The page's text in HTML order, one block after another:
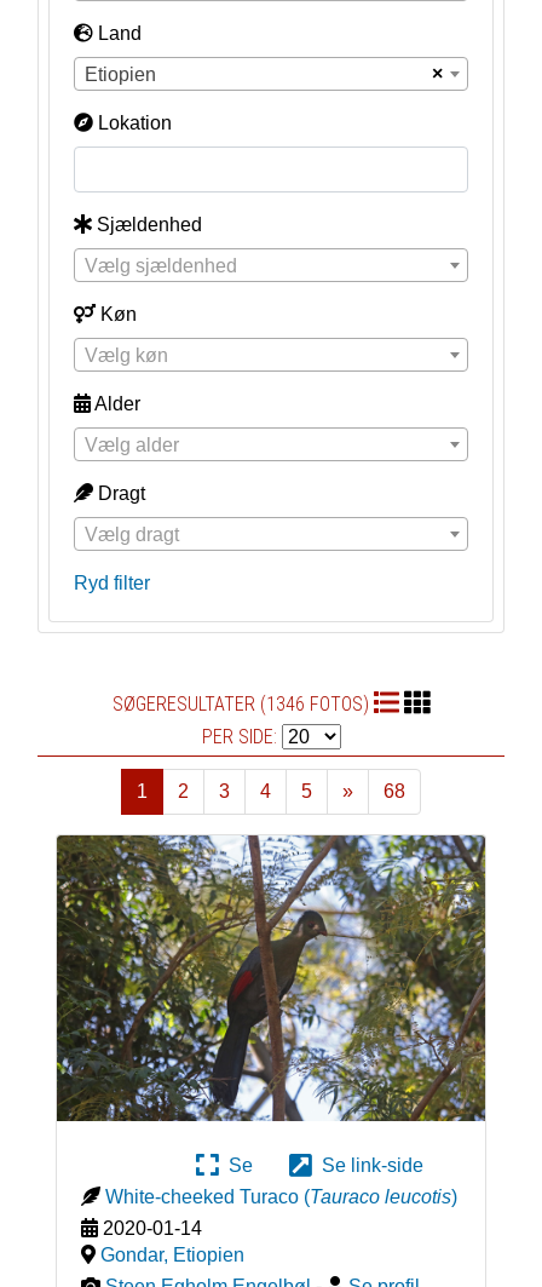
Land
×
Etiopien
Lokation
Sjældenhed
Vælg sjældenhed
Køn
Vælg køn
Alder
Vælg alder
Dragt
Vælg dragt
Ryd filter
SØGERESULTATER (1346 FOTOS)
PER SIDE:
1 2 3 4 5
»
Næste
68
Se
Se link-side
White-cheeked Turaco (Tauraco leucotis)
2020-01-14
Gondar, Etiopien